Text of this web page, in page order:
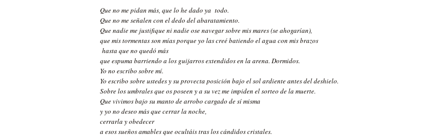
Que no me pidan más, que lo he dado ya todo.
Que no me señalen con el dedo del abaratamiento.
Que nadie me justifique ni nadie ose navegar sobre mis mares (se ahogarían),
que mis tormentas son mías porque yo las creé batiendo el agua con mis brazos
hasta que no quedó más
que espuma barriendo a los guijarros extendidos en la arena. Dormidos.
Yo no escribo sobre mí.
Yo escribo sobre ustedes y su provecta posición bajo el sol ardiente antes del deshielo.
Sobre los umbrales que os poseen y a su vez me impiden el sorteo de la muerte.
Que vivimos bajo su manto de arrobo cargado de sí misma
y yo no deseo más que cerrar la noche,
cerrarla y obedecer
a esos sueños amables que ocultáis tras los cándidos cristales.